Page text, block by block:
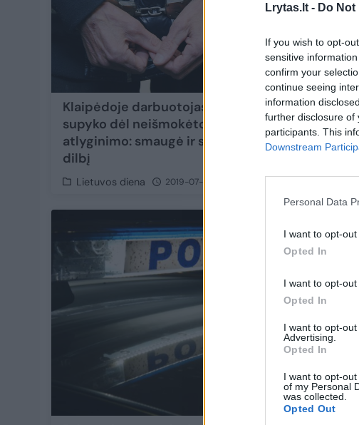
Lrytas.lt - Do
If you wish to opt-
sensitive
confirm your
continue seeing
information
further disclosure of
participants. This
Downstream
Personal Data
I want to opt-
Opted In
I want to opt-
Opted In
I want to opt-
Advertising.
Opted In
I want to opt-
of my Personal
was collected.
Opted Out
Klaipėdoje darbuotojas
supyko dėl neišmokėto
atlyginimo: smaugė ir suko
dilbį
Lietuvos diena 2019-07-26
Klaipėdoje
nepilnametį:
smaugė